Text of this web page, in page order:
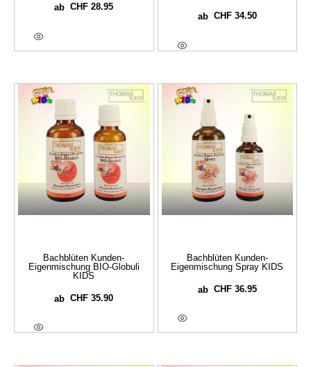
abCHF 28.95
ab CHF34.50
Bachblüten Kunden-
Eigenmischung BIO-Globuli
KIDS
abCHF 35.90
Bachblüten Kunden-
Eigenmischung Spray KIDS
ab CHF36.95